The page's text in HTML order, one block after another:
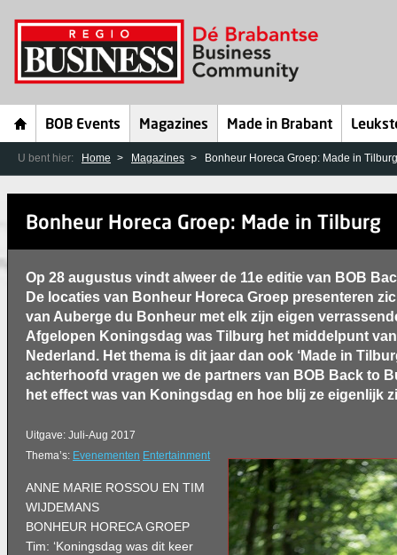
BOB Events Magazines Made in Brabant
U bent hier: Home Magazines Bonheur Horeca Groep: Made in Tilburg
Bonheur Horeca Groep: Made in Tilburg
Op 28 augustus vindt alweer de 11e editie van BOB
De locaties van Bonheur Horeca Groep presenteren
van Auberge du Bonheur met elk zijn eigen
Afgelopen Koningsdag was Tilburg het middelpunt
Nederland. Het thema is dit jaar dan ook ‘Made in
achterhoofd vragen we de partners van BOB Back to
het effect was van Koningsdag en hoe blij ze eigenlijk
Uitgave: Juli-Aug 2017
Thema’s: Evenementen Entertainment
ANNE MARIE ROSSOU EN TIM
WIJDEMANS
BONHEUR HORECA GROEP
Tim: ‘Koningsdag was dit keer